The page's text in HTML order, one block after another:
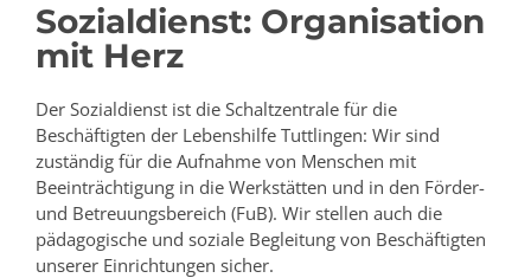
Sozialdienst: Organisation
mit Herz
Der Sozialdienst ist die Schaltzentrale für die
Beschäftigten der Lebenshilfe Tuttlingen: Wir sind
zuständig für die Aufnahme von Menschen mit
Beeinträchtigung in die Werkstätten und in den Förder-
und Betreuungsbereich (FuB). Wir stellen auch die
pädagogische und soziale Begleitung von Beschäftigten
unserer Einrichtungen sicher.